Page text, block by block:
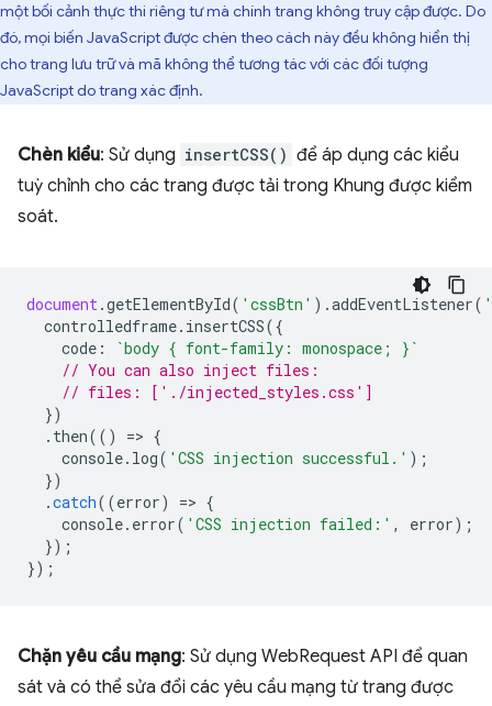
một bối cảnh thực thi riêng tư mà chính trang không truy cập được. Do
đó, mọi biến JavaScript được chèn theo cách này đều không hiển thị
cho trang lưu trữ và mã không thể tương tác với các đối tượng
JavaScript do trang xác định.
Chèn kiểu: Sử dụng insertCSS() để áp dụng các kiểu
tuỳ chỉnh cho các trang được tải trong Khung được kiểm
soát.
document.getElementById( 'cssBtn' ).addEventListener(
controlledframe. insertCSS({
code :
`body { font-family: monospace; }`
// You can also inject files:
// files: ['./injected_styles.css']
})
. then(() => {
console. log( 'CSS injection successful.' );
})
.catch((error) => {
console. error( 'CSS injection failed:' , error);
});
});
Chặn yêu cầu mạng: Sử dụng WebRequest API để quan
sát và có thể sửa đổi các yêu cầu mạng từ trang được